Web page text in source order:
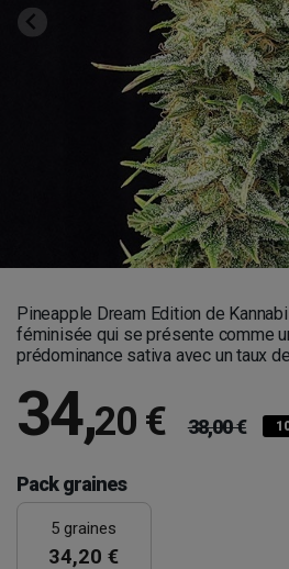
Pineapple Dream Edition de
féminisée qui se présente comme
prédominance sativa avec un taux
34,20 € 38,00 €
Pack graines
5 graines
34,20 €